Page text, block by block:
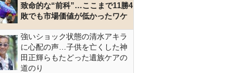
致命的な“前科”…ここまで11勝4
敗でも市場価値が低かったワケ
強いショック状態の清水アキラ
に心配の声…子供を亡くした神
田正輝らもたどった遺族ケアの
道のり